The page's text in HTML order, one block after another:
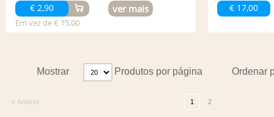
€ 2,90
Em vez de € 15,00
ver mais € 17,00
Ordenar
Mostrar Produtos por página
« Anterior 1 2